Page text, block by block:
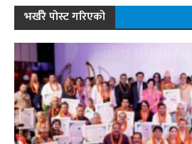
भर्खरै पोस्ट गरिएको